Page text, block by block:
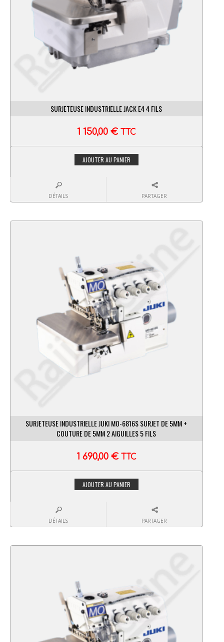
SURJETEUSE INDUSTRIELLE JACK E4 4 FILS
1 150,00 € TTC
AJOUTER AU PANIER
DÉTAILS PARTAGER
SURJETEUSE INDUSTRIELLE JUKI MO-6816S SURJET DE 5MM +
COUTURE DE 5MM 2 AIGUILLES 5 FILS
1 690,00 € TTC
AJOUTER AU PANIER
DÉTAILS PARTAGER